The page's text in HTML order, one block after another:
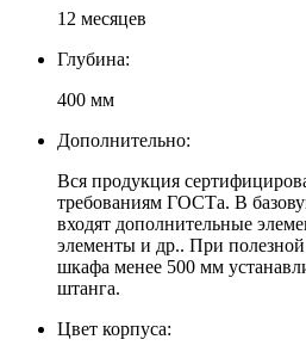
12 месяцев
Глубина:
400 мм
Дополнительно:
Вся продукция
требованиям ГОСТа. В
входят дополнительные
элементы и др.. При
шкафа менее 500 мм
штанга.
Цвет корпуса: